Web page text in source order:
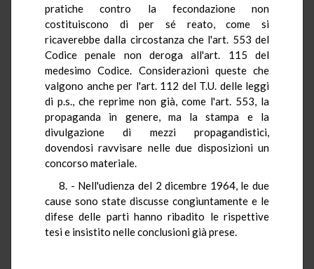
pratiche contro la fecondazione non
costituiscono di per sé reato, come si
ricaverebbe dalla circostanza che l'art. 553 del
Codice penale non deroga all'art. 115 del
medesimo Codice. Considerazioni queste che
valgono anche per l'art. 112 del T.U. delle leggi
di p.s., che reprime non già, come l'art. 553, la
propaganda in genere, ma la stampa e la
divulgazione di mezzi propagandistici,
dovendosi ravvisare nelle due disposizioni un
concorso materiale.
8. - Nell'udienza del 2 dicembre 1964, le due
cause sono state discusse congiuntamente e le
difese delle parti hanno ribadito le rispettive
tesi e insistito nelle conclusioni già prese.